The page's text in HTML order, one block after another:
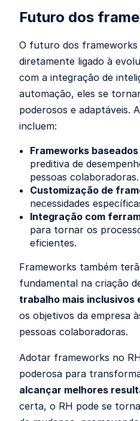
Futuro dos
O futuro dos frameworks
diretamente ligado à
com a integração de
automação, eles se
poderosos e adaptáveis.
incluem:
Frameworks baseados
preditiva de
pessoas colaboradoras.
Customização de
necessidades
Integração com
para tornar os
eficientes.
Frameworks também
fundamental na criação
trabalho mais inclusivos
os objetivos da empresa
pessoas colaboradoras.
Adotar frameworks no
poderosa para
alcançar melhores
certa, o RH pode se